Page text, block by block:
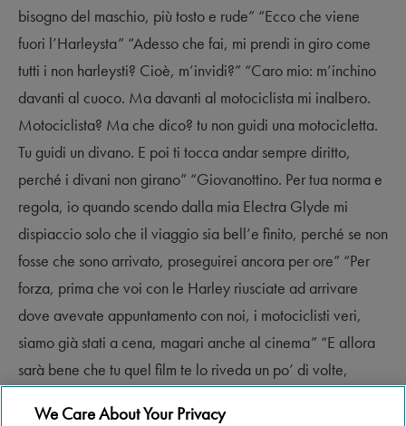
bisogno del maschio, più tosto e rude” “Ecco che viene
fuori l’Harleysta” “Adesso che fai, mi prendi in giro come
tutti i non harleysti? Cioè, m’invidi?” “Caro mio: m’inchino
davanti al cuoco. Ma davanti al motociclista mi inalbero.
Motociclista? Ma che dico? tu non guidi una motocicletta.
Tu guidi un divano. E poi ti tocca andar sempre diritto,
perché i divani non girano” “Giovanottino. Per tua norma e
regola, io quando scendo dalla mia Electra Glyde mi
dispiaccio solo che il viaggio sia bell’e finito, perché se non
fosse che sono arrivato, proseguirei ancora per ore” “Per
forza, prima che voi con le Harley riusciate ad arrivare
dove avevate appuntamento con noi, i motociclisti veri,
siamo già stati a cena, magari anche al cinema” “E allora
sarà bene che tu quel film te lo riveda un po’ di volte,
We Care About Your Privacy